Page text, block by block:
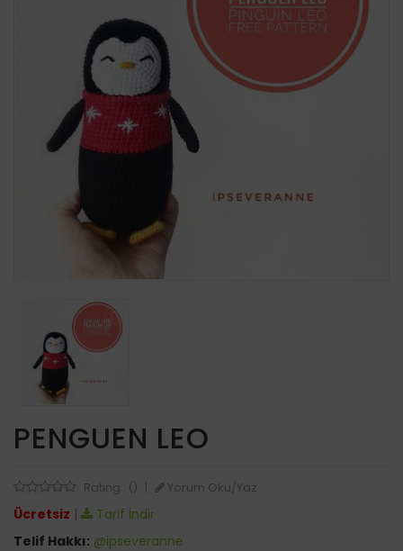
PENGUEN LEO
Rating : () Yorum Oku/Yaz
Ücretsiz |
Tarif İndir
Telif Hakkı: @ipseveranne